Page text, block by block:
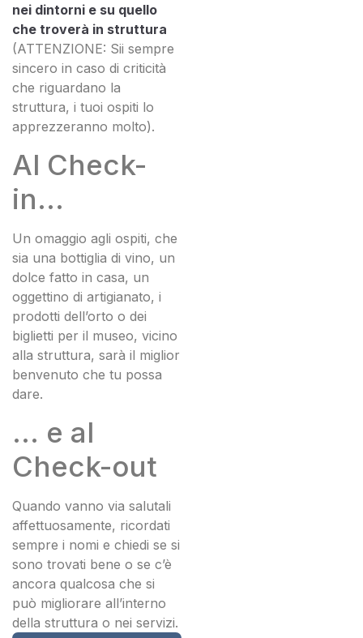
nei dintorni e su quello
che troverà in struttura
(ATTENZIONE: Sii sempre
sincero in caso di criticità
che riguardano la
struttura, i tuoi ospiti lo
apprezzeranno molto).
Al Check-
in…
Un omaggio agli ospiti, che
sia una bottiglia di vino, un
dolce fatto in casa, un
oggettino di artigianato, i
prodotti dell’orto o dei
biglietti per il museo, vicino
alla struttura, sarà il miglior
benvenuto che tu possa
dare.
… e al
Check-out
Quando vanno via salutali
affettuosamente, ricordati
sempre i nomi e chiedi se si
sono trovati bene o se c’è
ancora qualcosa che si
può migliorare all’interno
della struttura o nei servizi.